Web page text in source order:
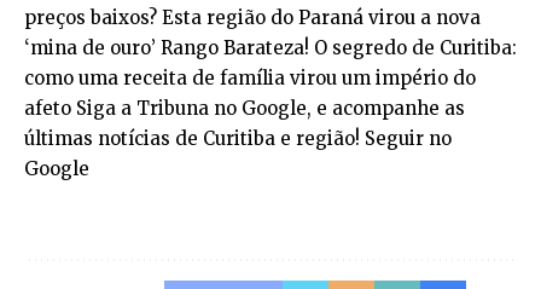
preços baixos? Esta região do Paraná virou a nova
‘mina de ouro’ Rango Barateza! O segredo de Curitiba:
como uma receita de família virou um império do
afeto Siga a Tribuna no Google, e acompanhe as
últimas notícias de Curitiba e região! Seguir no
Google